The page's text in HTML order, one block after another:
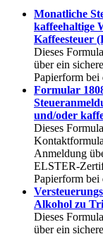
Monatliche
kaffeehaltige
Kaffeesteuer
Dieses
über ein
Papierform bei
Formular
und/oder
Dieses
Anmeldung
ELSTER-
Papierform bei
Alkohol zu
Dieses
über ein